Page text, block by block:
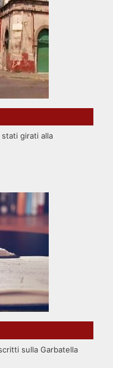
girati alla
sulla Garbatella